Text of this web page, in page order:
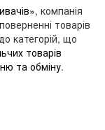
, компанія
товарів
категорій, що
товарів
та обміну.